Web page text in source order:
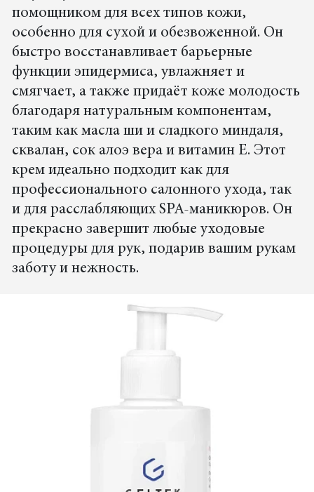
помощником для всех типов кожи,
особенно для сухой и обезвоженной. Он
быстро восстанавливает барьерные
функции эпидермиса, увлажняет и
смягчает, а также придаёт коже молодость
благодаря натуральным компонентам,
таким как масла ши и сладкого миндаля,
сквалан, сок алоэ вера и витамин Е. Этот
крем идеально подходит как для
профессионального салонного ухода, так
и для расслабляющих SPA-маникюров. Он
прекрасно завершит любые уходовые
процедуры для рук, подарив вашим рукам
заботу и нежность.